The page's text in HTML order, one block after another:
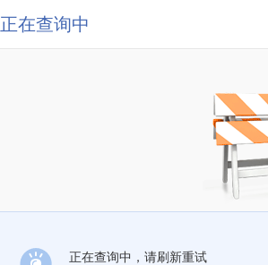
正在查询中
正在查询中，请刷新重试